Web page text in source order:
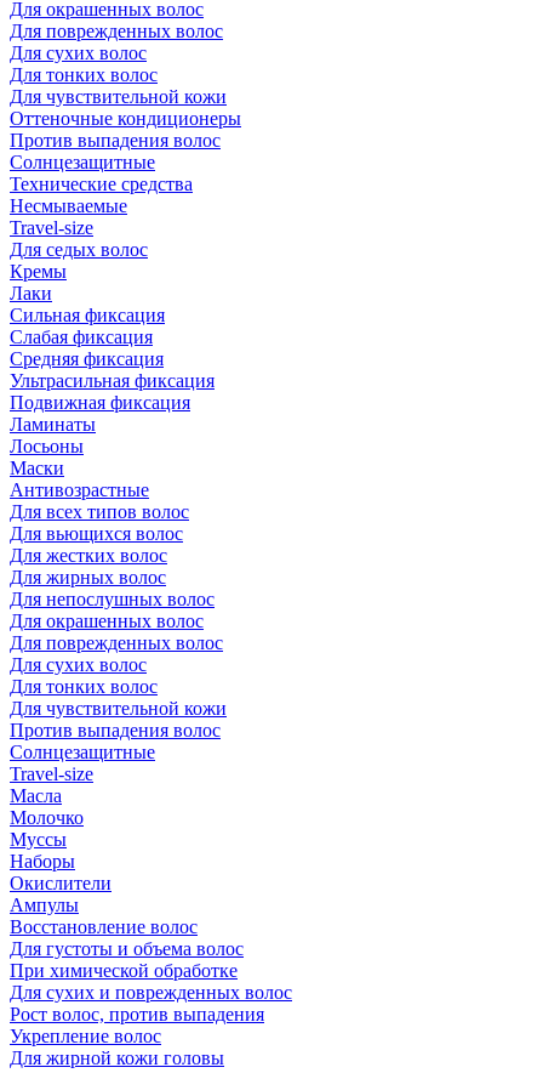
Для окрашенных волос
Для поврежденных волос
Для сухих волос
Для тонких волос
Для чувствительной кожи
Оттеночные кондиционеры
Против выпадения волос
Солнцезащитные
Технические средства
Несмываемые
Travel-size
Для седых волос
Кремы
Лаки
Сильная фиксация
Слабая фиксация
Средняя фиксация
Ультрасильная фиксация
Подвижная фиксация
Ламинаты
Лосьоны
Маски
Антивозрастные
Для всех типов волос
Для вьющихся волос
Для жестких волос
Для жирных волос
Для непослушных волос
Для окрашенных волос
Для поврежденных волос
Для сухих волос
Для тонких волос
Для чувствительной кожи
Против выпадения волос
Солнцезащитные
Travel-size
Масла
Молочко
Муссы
Наборы
Окислители
Ампулы
Восстановление волос
Для густоты и объема волос
При химической обработке
Для сухих и поврежденных волос
Рост волос, против выпадения
Укрепление волос
Для жирной кожи головы